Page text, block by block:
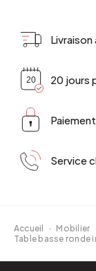
20 jours
Service
Accueil · Mobilier
Table basse ronde